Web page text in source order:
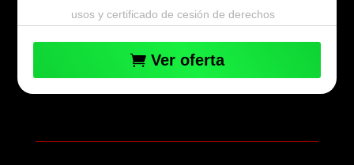
usos y certificado de cesión de derechos
Ver oferta